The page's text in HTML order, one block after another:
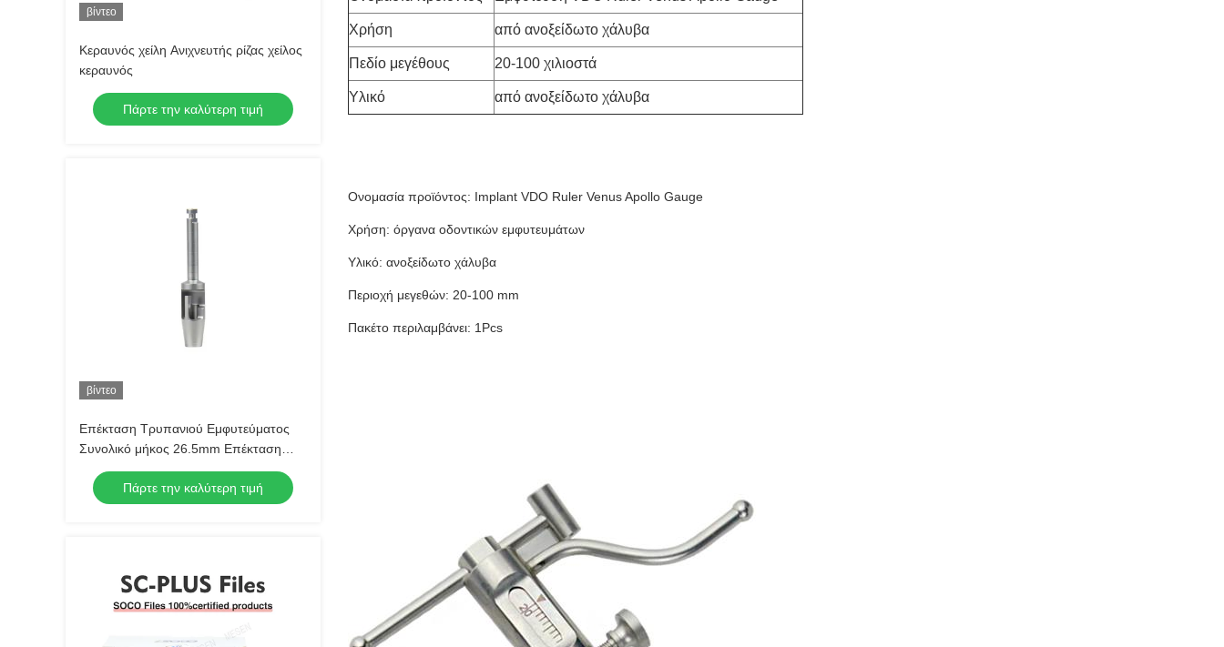
βίντεο
Κεραυνός χείλη Ανιχνευτής ρίζας χείλος
κεραυνός
Πάρτε την καλύτερη τιμή
βίντεο
Επέκταση Τρυπανιού Εμφυτεύματος
Συνολικό μήκος 26.5mm Επέκταση
κατά 12.5mm
Πάρτε την καλύτερη τιμή
Χρήση από ανοξείδωτο χάλυβα
Πεδίο μεγέθους 20-100 χιλιοστά
Υλικό από ανοξείδωτο χάλυβα
Ονομασία προϊόντος: Implant VDO Ruler Venus Apollo Gauge
Χρήση: όργανα οδοντικών εμφυτευμάτων
Υλικό: ανοξείδωτο χάλυβα
Περιοχή μεγεθών: 20-100 mm
Πακέτο περιλαμβάνει: 1Pcs